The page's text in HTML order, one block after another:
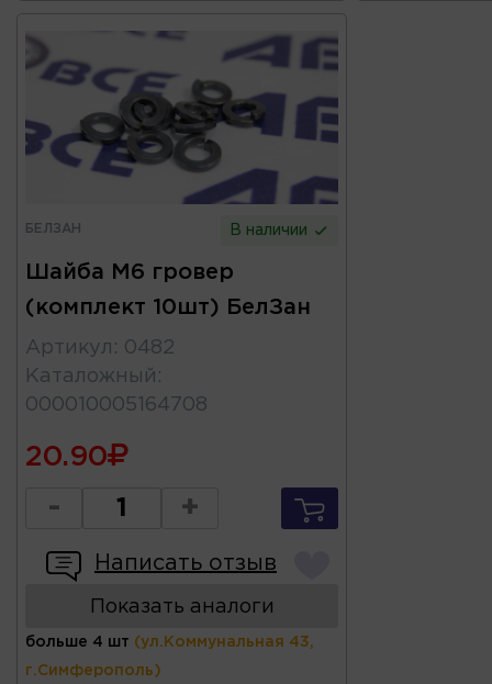
БЕЛЗАН В наличии
Шайба М6 гровер
(комплект 10шт) БелЗан
Артикул : 0482
Каталожный :
000010005164708
20.90
- +
Написать отзыв
Показать аналоги
больше 4 шт (ул.Коммунальная 43,
г.Симферополь)